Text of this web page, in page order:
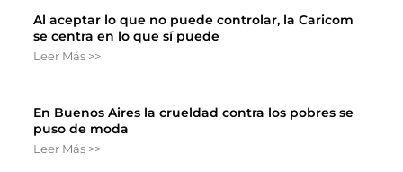
Al aceptar lo que no puede controlar, la Caricom
se centra en lo que sí puede
Leer Más >>
En Buenos Aires la crueldad contra los pobres se
puso de moda
Leer Más >>